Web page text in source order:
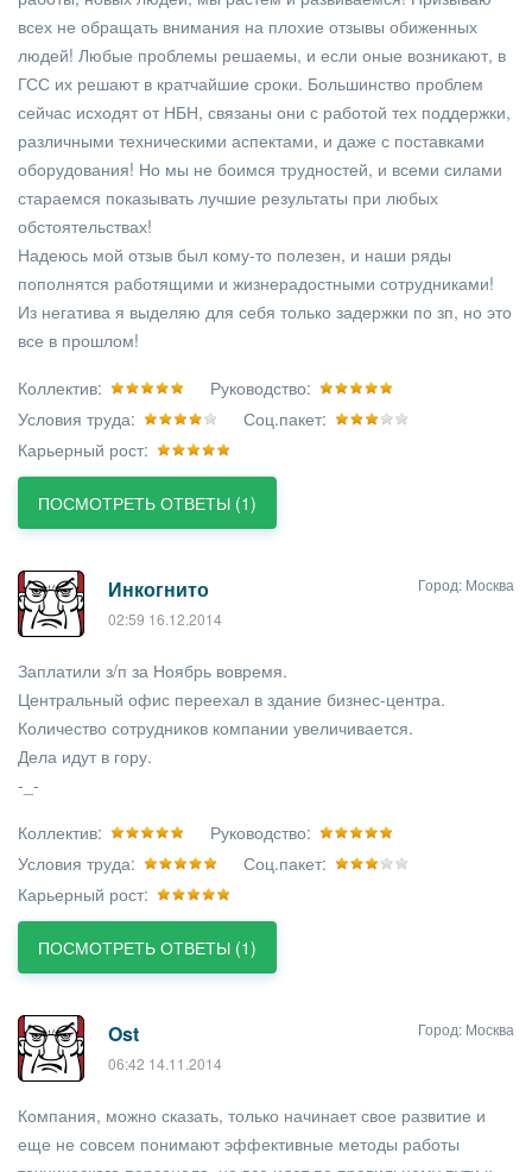
всех не обращать внимания на плохие отзывы обиженных
людей! Любые проблемы решаемы, и если оные возникают, в
ГСС их решают в кратчайшие сроки. Большинство проблем
сейчас исходят от НБН, связаны они с работой тех поддержки,
различными техническими аспектами, и даже с поставками
оборудования! Но мы не боимся трудностей, и всеми силами
стараемся показывать лучшие результаты при любых
обстоятельствах!
Надеюсь мой отзыв был кому-то полезен, и наши ряды
пополнятся работящими и жизнерадостными сотрудниками!
Из негатива я выделяю для себя только задержки по зп, но это
все в прошлом!
Коллектив:
Руководство:
Условия труда:
Соц.пакет:
Карьерный рост:
ПОСМОТРЕТЬ ОТВЕТЫ (1)
Инкогнито
02:59 16.12.2014
Город: Москва
Заплатили з/п за Ноябрь вовремя.
Центральный офис переехал в здание бизнес-центра.
Количество сотрудников компании увеличивается.
Дела идут в гору.
-_-
Коллектив:
Руководство:
Условия труда:
Соц.пакет:
Карьерный рост:
ПОСМОТРЕТЬ ОТВЕТЫ (1)
Ost
06:42 14.11.2014
Город: Москва
Компания, можно сказать, только начинает свое развитие и
еще не совсем понимают эффективные методы работы